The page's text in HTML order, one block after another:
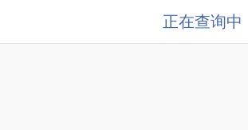
正在查询中